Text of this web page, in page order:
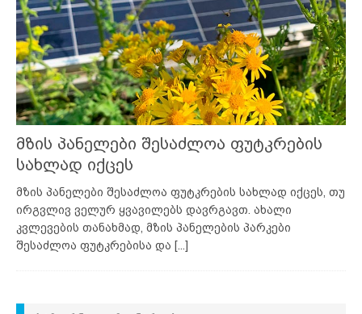
მზის პანელები შესაძლოა ფუტკრების
სახლად იქცეს
მზის პანელები შესაძლოა ფუტკრების სახლად იქცეს, თუ
ირგვლივ ველურ ყვავილებს დავრგავთ. ახალი
კვლევების თანახმად, მზის პანელების პარკები
შესაძლოა ფუტკრებისა და [...]